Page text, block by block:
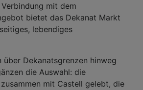
mit dem
bietet das Dekanat Markt
lebendiges
über Dekanatsgrenzen hinweg
die Auswahl: die
mit Castell gelebt, die